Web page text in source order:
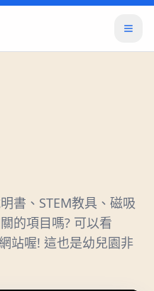
書、STEM教具、磁吸
的項目嗎? 可以看
站喔! 這也是幼兒園非